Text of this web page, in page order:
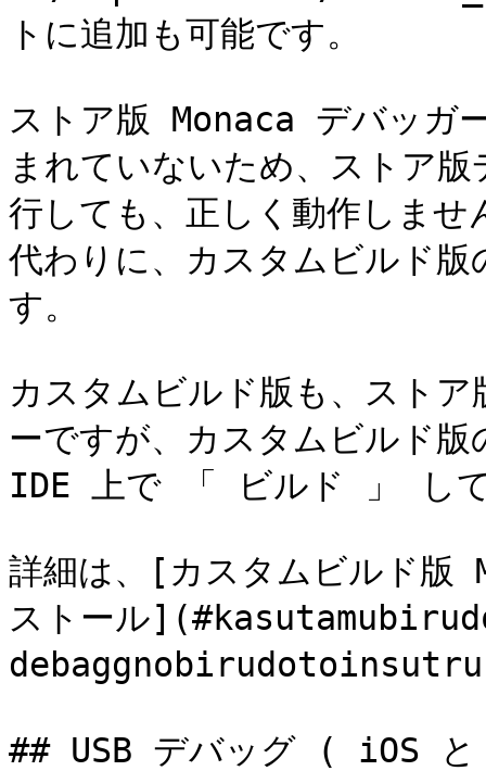
トに追加も可能です。
ストア版 Monaca デバッガ
まれていないため、ストア
行しても、正しく動作しま
代わりに、カスタムビルド
す。
カスタムビルド版も、スト
ーですが、カスタムビルド
IDE 上で 「 ビルド 」 して
詳細は、[カスタムビルド版
ストール
debaggnobirudotoinsutru)
## USB デバッグ ( iOS